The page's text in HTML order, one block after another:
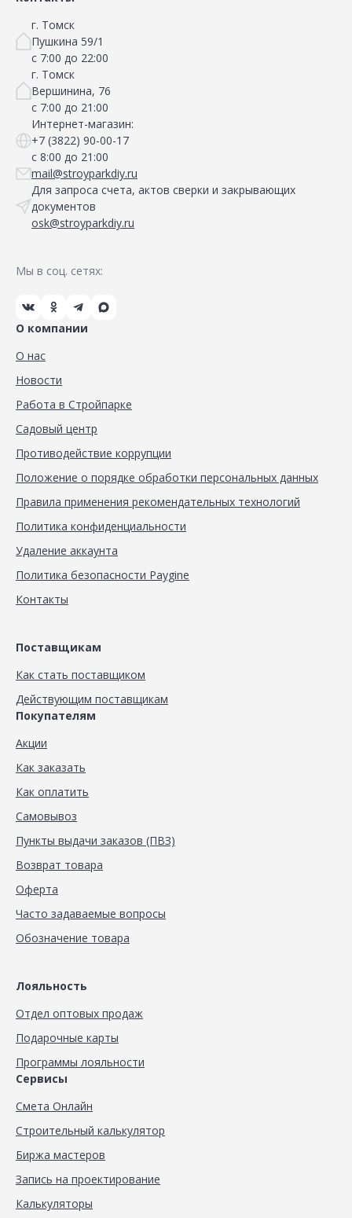
г. Томск
Пушкина 59/1
с 7:00 до 22:00
г. Томск
Вершинина, 76
с 7:00 до 21:00
Интернет-магазин:
+7 (3822) 90-00-17
с 8:00 до 21:00
mail@stroyparkdiy.ru
Для запроса счета, актов сверки и закрывающих
документов
osk@stroyparkdiy.ru
Мы в соц. сетях:
О компании
О нас
Новости
Работа в Стройпарке
Садовый центр
Противодействие коррупции
Положение о порядке обработки персональных данных
Правила применения рекомендательных технологий
Политика конфиденциальности
Удаление аккаунта
Политика безопасности Paygine
Контакты
Поставщикам
Как стать поставщиком
Действующим поставщикам
Покупателям
Акции
Как заказать
Как оплатить
Самовывоз
Пункты выдачи заказов (ПВЗ)
Возврат товара
Оферта
Часто задаваемые вопросы
Обозначение товара
Лояльность
Отдел оптовых продаж
Подарочные карты
Программы лояльности
Сервисы
Смета Онлайн
Строительный калькулятор
Биржа мастеров
Запись на проектирование
Калькуляторы